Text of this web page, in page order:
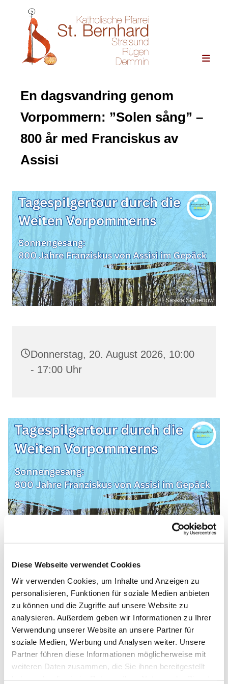
Diese Webseite verwendet Cookies
Wir verwenden Cookies, um Inhalte und Anzeigen zu
personalisieren, Funktionen für soziale Medien anbieten
zu können und die Zugriffe auf unsere Website zu
analysieren. Außerdem geben wir Informationen zu Ihrer
Verwendung unserer Website an unsere Partner für
soziale Medien, Werbung und Analysen weiter. Unsere
Partner führen diese Informationen möglicherweise mit
weiteren Daten zusammen, die Sie ihnen bereitgestellt
En dagsvandring genom
Vorpommern: ”Solen sång” –
800 år med Franciskus av
Assisi
© Saskia Stabenow
Donnerstag, 20. August 2026, 10:00
- 17:00 Uhr